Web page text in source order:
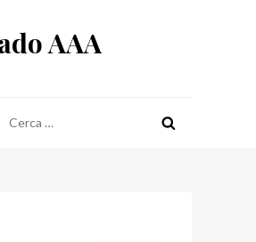
AAA
per: